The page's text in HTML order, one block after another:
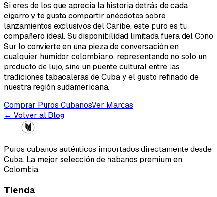
Si eres de los que aprecia la historia detrás de cada
cigarro y te gusta compartir anécdotas sobre
lanzamientos exclusivos del Caribe, este puro es tu
compañero ideal. Su disponibilidad limitada fuera del Cono
Sur lo convierte en una pieza de conversación en
cualquier humidor colombiano, representando no solo un
producto de lujo, sino un puente cultural entre las
tradiciones tabacaleras de Cuba y el gusto refinado de
nuestra región sudamericana.
Comprar Puros CubanosVer Marcas
← Volver al Blog
Puros cubanos auténticos importados directamente desde
Cuba. La mejor selección de habanos premium en
Colombia.
Tienda